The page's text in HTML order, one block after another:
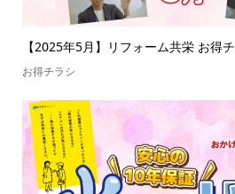
【2025年5月】リフォーム共栄 お得
お得チラシ